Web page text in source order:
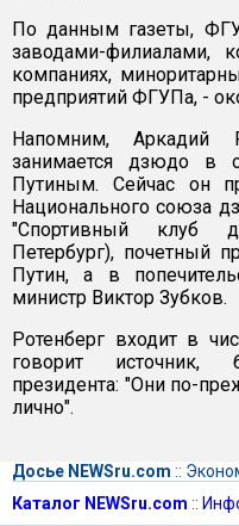
По данным газеты,
заводами-филиалами,
компаниях,
предприятий ФГУПа, -
Напомним, Аркадий
занимается дзюдо в
Путиным. Сейчас он
Национального союза
"Спортивный клуб
Петербург), почетный
Путин, а в
министр Виктор Зубков.
Ротенберг входит в
говорит источник,
президента: "Они по-
лично".
Досье NEWSru.com ::
Каталог NEWSru.com ::